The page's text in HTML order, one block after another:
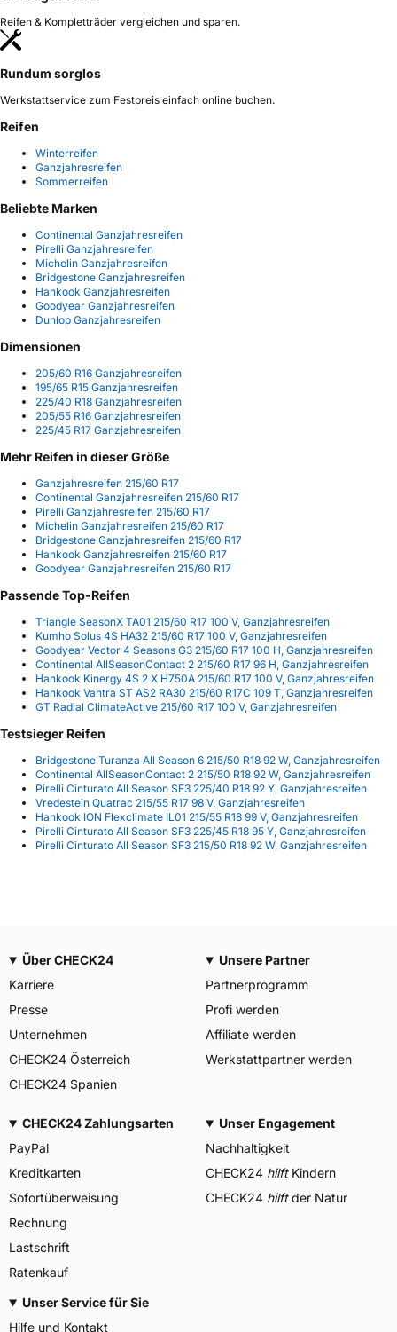
Reifen & Kompletträder vergleichen und sparen.
Rundum sorglos
Werkstattservice zum Festpreis einfach online buchen.
Reifen
Winterreifen
Ganzjahresreifen
Sommerreifen
Beliebte Marken
Continental Ganzjahresreifen
Pirelli Ganzjahresreifen
Michelin Ganzjahresreifen
Bridgestone Ganzjahresreifen
Hankook Ganzjahresreifen
Goodyear Ganzjahresreifen
Dunlop Ganzjahresreifen
Dimensionen
205/60 R16 Ganzjahresreifen
195/65 R15 Ganzjahresreifen
225/40 R18 Ganzjahresreifen
205/55 R16 Ganzjahresreifen
225/45 R17 Ganzjahresreifen
Mehr Reifen in dieser Größe
Ganzjahresreifen 215/60 R17
Continental Ganzjahresreifen 215/60 R17
Pirelli Ganzjahresreifen 215/60 R17
Michelin Ganzjahresreifen 215/60 R17
Bridgestone Ganzjahresreifen 215/60 R17
Hankook Ganzjahresreifen 215/60 R17
Goodyear Ganzjahresreifen 215/60 R17
Passende Top-Reifen
Triangle SeasonX TA01 215/60 R17 100 V, Ganzjahresreifen
Kumho Solus 4S HA32 215/60 R17 100 V, Ganzjahresreifen
Goodyear Vector 4 Seasons G3 215/60 R17 100 H, Ganzjahresreifen
Continental AllSeasonContact 2 215/60 R17 96 H, Ganzjahresreifen
Hankook Kinergy 4S 2 X H750A 215/60 R17 100 V, Ganzjahresreifen
Hankook Vantra ST AS2 RA30 215/60 R17C 109 T, Ganzjahresreifen
GT Radial ClimateActive 215/60 R17 100 V, Ganzjahresreifen
Testsieger Reifen
Bridgestone Turanza All Season 6 215/50 R18 92 W, Ganzjahresreifen
Continental AllSeasonContact 2 215/50 R18 92 W, Ganzjahresreifen
Pirelli Cinturato All Season SF3 225/40 R18 92 Y, Ganzjahresreifen
Vredestein Quatrac 215/55 R17 98 V, Ganzjahresreifen
Hankook ION Flexclimate IL01 215/55 R18 99 V, Ganzjahresreifen
Pirelli Cinturato All Season SF3 225/45 R18 95 Y, Ganzjahresreifen
Pirelli Cinturato All Season SF3 215/50 R18 92 W, Ganzjahresreifen
Über CHECK24
Karriere
Presse
Unternehmen
CHECK24 Österreich
CHECK24 Spanien
Unsere Partner
Partnerprogramm
Profi werden
Affiliate werden
Werkstattpartner werden
CHECK24 Zahlungsarten
PayPal
Kreditkarten
Sofortüberweisung
Rechnung
Lastschrift
Ratenkauf
Unser Engagement
Nachhaltigkeit
CHECK24 hilftKindern
CHECK24 hilftder Natur
Unser Service für Sie
Hilfe und Kontakt